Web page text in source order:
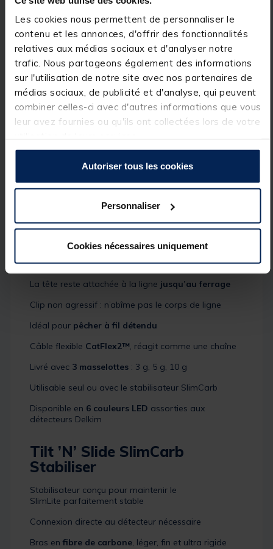
Les cookies nous permettent de personnaliser le
contenu et les annonces, d'offrir des fonctionnalités
relatives aux médias sociaux et d'analyser notre
trafic. Nous partageons également des informations
sur l'utilisation de notre site avec nos partenaires de
médias sociaux, de publicité et d'analyse, qui peuvent
combiner celles-ci avec d'autres informations que vous
leur avez fournies ou qu'ils ont collectées lors de votre
Autoriser tous les cookies
Personnaliser
Cookies nécessaires uniquement
SlimLite Hanger Clear
Compatibleuniquementavec les détecteursDelkim
Plus et TXI Plus
, légèrement
opacifié pour une meilleure diffusion lumineuse
LED intégrée , reproduit parfaitement toutes les
fonctions LED du détecteur
Fonctionnesans pile, alimenté par la prise
Aucune Betalight nécessaire
Technologie magnétique
Dual Line
Clip magnétique classique
Tilt ’N’ Slidepour un mouvement fluide et
La tête reste attachée à la ligne jusqu’au ferrage
Clip non agressif : n’abîme pas le corps de ligne
Idéal pour pêcher à fil détendu
Câble flexible CatFlex2™, réagit comme une chaîne
Livré avec 3 masselottes : 3 g, 5 g, 10 g
Utilisable seul ou avec le stabilisateur SlimCarb
Disponible en 6 couleurs LED assorties aux
détecteurs Delkim
Tilt ’N’ Slide SlimCarb
Stabiliser
Stabilisateur conçu pour maintenir le
SlimLite parfaitement stable
Connexion directe au détecteur nécessaire
Bras en fibre de carbone, léger, fin et ultra rigide